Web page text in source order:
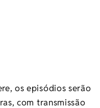
os episódios serão
com transmissão